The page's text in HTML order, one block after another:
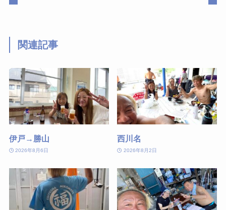
関連記事
伊戸→勝山
2026年8月6日
西川名
2026年8月2日